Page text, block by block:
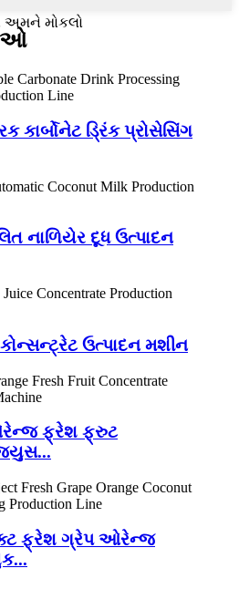
અમને મોકલો
કાર્બોનેટ ડ્રિંક પ્રોસેસિંગ
નાળિયેર દૂધ ઉત્પાદન
ઉત્પાદન મશીન
ફ્રેશ ફ્રુટ
ફ્રેશ ગ્રેપ ઓરેન્જ